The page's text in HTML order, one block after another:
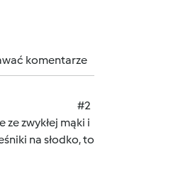
komentarze
#2
zwykłej mąki i
na słodko, to